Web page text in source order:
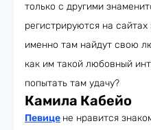
только с другими
регистрируются на
именно там найдут свою
как им такой любовный
попытать там удачу?
Камила Кабейо
Певице не нравится